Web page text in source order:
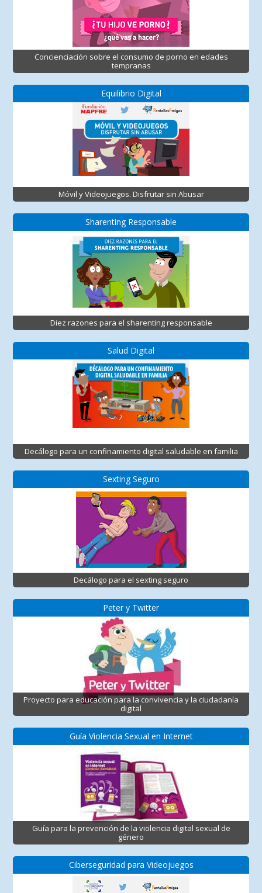
Concienciación sobre el consumo de porno en edades
tempranas
Equilibrio Digital
Móvil y Videojuegos. Disfrutar sin Abusar
Sharenting Responsable
Diez razones para el sharenting responsable
Salud Digital
Decálogo para un confinamiento digital saludable en familia
Sexting Seguro
Decálogo para el sexting seguro
Peter y Twitter
Proyecto para educación para la convivencia y la ciudadanía
digital
Guía Violencia Sexual en Internet
Guía para la prevención de la violencia digital sexual de
género
Ciberseguridad para Videojuegos